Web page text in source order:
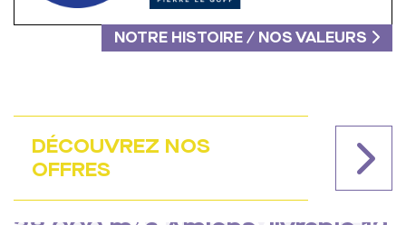
NOTRE HISTOIRE / NOS VALEURS
DÉCOUVREZ NOS
OFFRES
38 000 m² à Amiens, livrable 12